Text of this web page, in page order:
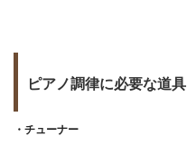
ピアノ調律に必要な道具
・チューナー